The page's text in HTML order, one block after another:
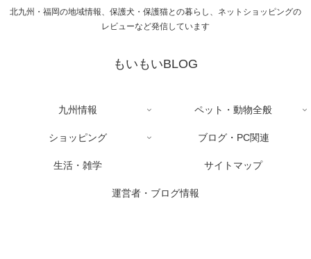
北九州・福岡の地域情報、保護犬・保護猫との暮らし、ネットショッピングの
レビューなど発信しています
もいもいBLOG
九州情報 ペット・動物全般
ショッピング ブログ・PC関連
生活・雑学 サイトマップ
運営者・ブログ情報